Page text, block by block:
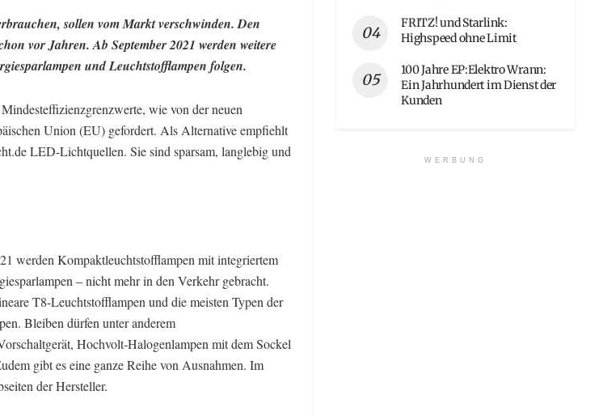
sollen vom Markt verschwinden. Den
vor Jahren. Ab September 2021 werden weitere
und Leuchtstofflampen folgen.
wie von der neuen
Union (EU) gefordert. Als Alternative empfiehlt
LED-Lichtquellen. Sie sind sparsam, langlebig und
werden Kompaktleuchtstofflampen mit integriertem
– nicht mehr in den Verkehr gebracht.
T8-Leuchtstofflampen und die meisten Typen der
Bleiben dürfen unter anderem
Hochvolt-Halogenlampen mit dem Sockel
gibt es eine ganze Reihe von Ausnahmen. Im
der Hersteller.
FRITZ! und Starlink:
Highspeed ohne Limit
100 Jahre EP:Elektro Wrann:
Ein Jahrhundert im Dienst der
Kunden
WERBUNG